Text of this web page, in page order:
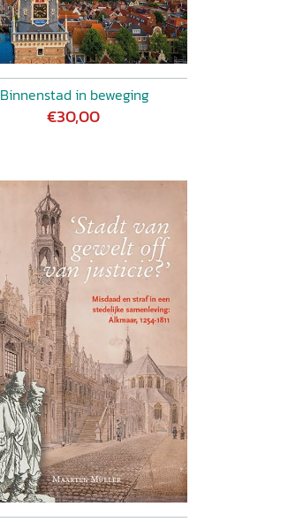
Binnenstad in beweging
€30,00